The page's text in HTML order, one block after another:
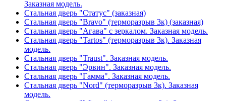
Заказная модель.
Стальная дверь "Статус" (заказная)
Стальная дверь "Bravo" (терморазрыв 3к) (заказная)
Стальная дверь "Агава" с зеркалом. Заказная модель.
Стальная дверь "Tartos" (терморазрыв 3к). Заказная
модель.
Стальная дверь "Traust". Заказная модель.
Стальная дверь "Эрвин". Заказная модель.
Стальная дверь "Гамма". Заказная модель.
Стальная дверь "Nord" (терморазрыв 3к). Заказная
модель.